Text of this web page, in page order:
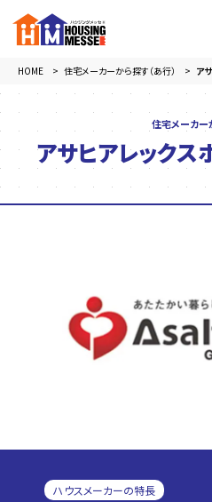
HOME 住宅メーカーから探す（あ行） ア
住宅メーカー
アサヒアレックス
ハウスメーカーの特長